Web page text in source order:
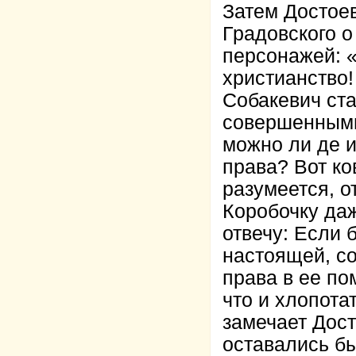
Затем
Градовского
персонажей:
Собакевич
можно ли де
права? Вот
разумеется,
Коробочку
отвечу: Если
настоящей,
права в ее
что и
замечает
оставались